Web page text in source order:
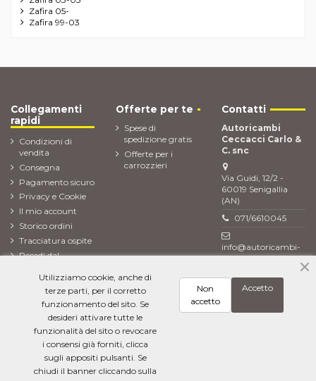
Zafira 05-
Zafira 99-03
Collegamenti
rapidi
Condizioni di
vendita
Consegna
Pagamento sicuro
Privacy e Cookie
Il mio account
Storico ordini
Tracciatura ospite
Recedi dal
ordine)
Offerte per te
Spese di
spedizione gratis
Offerte per i
carrozzieri
Contatti
Autoricambi
Ceccacci Carlo &
C. snc
Via Guidi, 12/2 -
60019 Senigallia
(AN)
071/6610045
info@autoricambi-
ceccacci.it
Newsletter
Ho letto l'informativa sulla privacye accetto il trattamento dei miei dati
Utilizziamo cookie, anche di
terze parti, per il corretto
funzionamento del sito. Se
desideri attivare tutte le
funzionalità del sito o revocare
i consensi già forniti, clicca
sugli appositi pulsanti. Se
chiudi il banner cliccando sulla
Accetto
Non
accetto